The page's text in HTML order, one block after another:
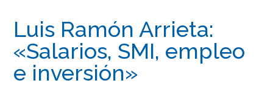
Luis Ramón Arrieta:
«Salarios, SMI, empleo
e inversión»